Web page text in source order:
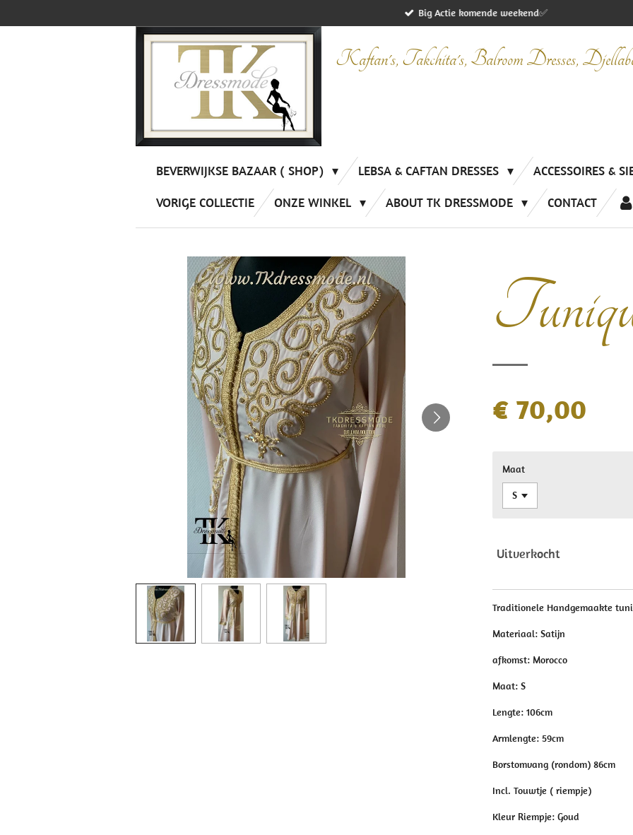
Big Actie komende weekend✅
Kaftan's, Takchita's, Balroom Dresses,
BEVERWIJKSE BAZAAR ( SHOP) LEBSA & CAFTAN DRESSES ACCESSOIRES &
VORIGE COLLECTIE
ONZE WINKEL ABOUT TK DRESSMODE CONTACT
€ 70,00
Maat
Uitverkocht
Traditionele Handgemaakte
Materiaal: Satijn
afkomst: Morocco
Maat: S
Lengte: 106cm
Armlengte: 59cm
Borstomvang (rondom) 86cm
Incl. Touwtje ( riempje)
Kleur Riempje: Goud